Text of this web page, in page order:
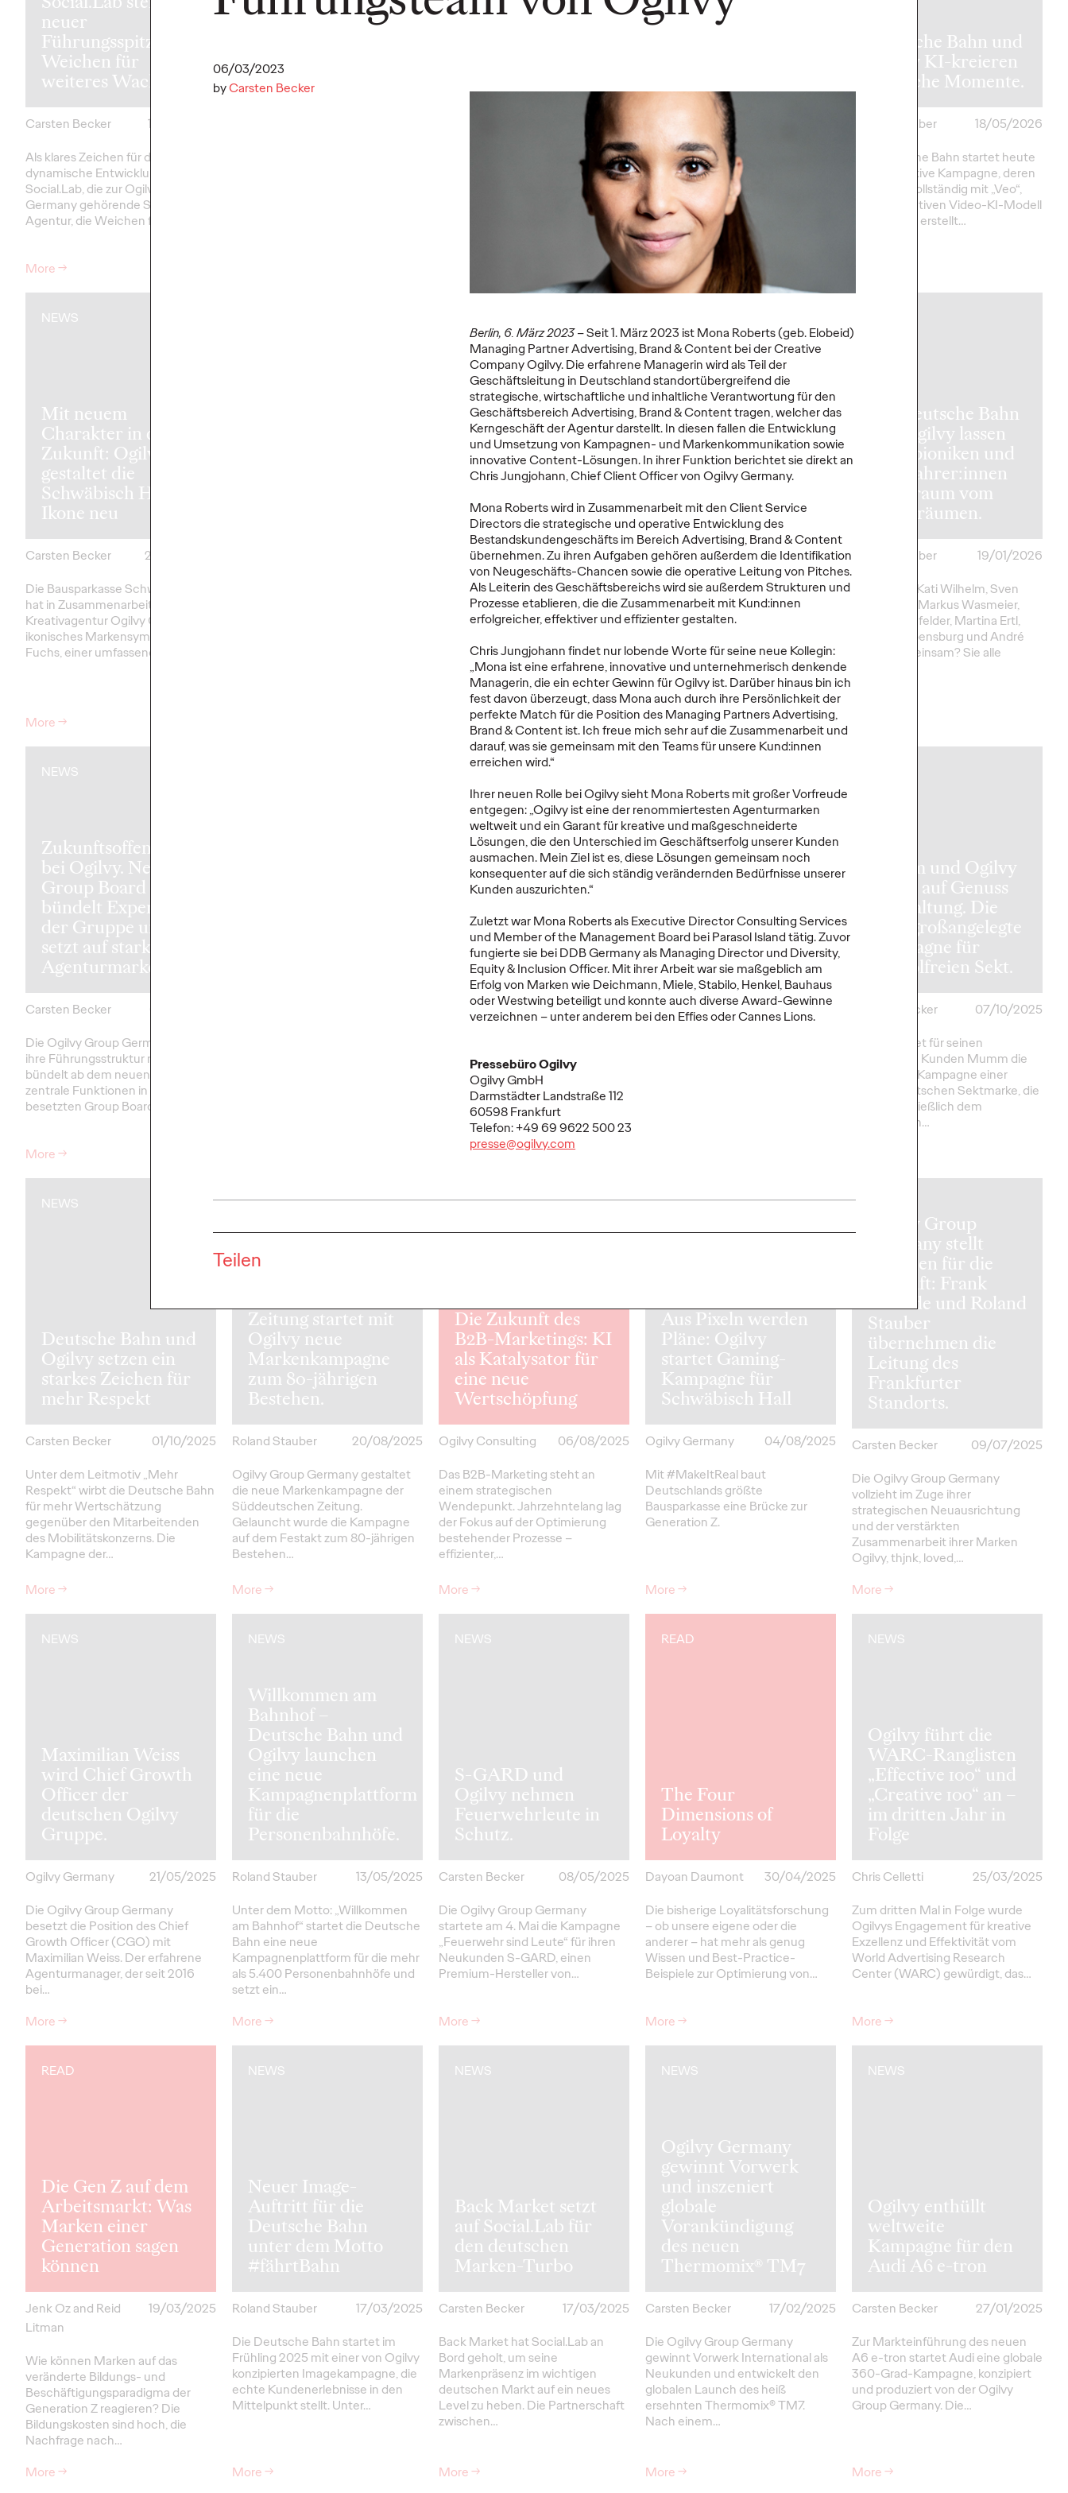
06/03/2023
byCarsten Becker
Berlin, 6. März 2023–Seit 1. März 2023 ist Mona Roberts (geb.Elobeid)
Managing Partner Advertising, Brand & Content bei der Creative
Company Ogilvy.Die erfahrene Managerin wird als Teil der
Geschäftsleitung in Deutschland standortübergreifend die
strategische, wirtschaftliche und inhaltliche Verantwortung für den
Geschäftsbereich Advertising, Brand & Content tragen, welcher das
Kerngeschäft der Agentur darstellt. In diesen fallen die Entwicklung
und Umsetzung von Kampagnen- und Markenkommunikation sowie
innovative Content-Lösungen. In ihrer Funktion berichtet sie direkt an
Chris Jungjohann, Chief Client Officer von Ogilvy Germany.
Mona Roberts wird in Zusammenarbeit mit den Client Service
Directors die strategische und operative Entwicklung des
Bestandskundengeschäfts im Bereich Advertising, Brand & Content
übernehmen. Zu ihren Aufgaben gehören außerdem die Identifikation
von Neugeschäfts-Chancen sowie die operative Leitung von Pitches.
Als Leiterin des Geschäftsbereichs wird sie außerdem Strukturen und
Prozesse etablieren, die die Zusammenarbeit mit Kund:innen
erfolgreicher, effektiver und effizienter gestalten.
Chris Jungjohann findet nur lobende Worte für seine neue Kollegin:
„Mona ist eine erfahrene, innovative und unternehmerisch denkende
Managerin, die ein echter Gewinn für Ogilvy ist. Darüber hinaus bin ich
fest davon überzeugt, dass Mona auch durch ihre Persönlichkeit der
perfekte Match für die Position des Managing Partners Advertising,
Brand & Content ist. Ich freue mich sehr auf die Zusammenarbeit und
darauf, was sie gemeinsam mit den Teams für unsere Kund:innen
erreichen wird.“
Ihrer neuen Rolle bei Ogilvy sieht Mona Roberts mit großer Vorfreude
entgegen: „Ogilvy ist eine der renommiertesten Agenturmarken
weltweit und ein Garant für kreative und maßgeschneiderte
Lösungen, die den Unterschied im Geschäftserfolg unserer Kunden
ausmachen. Mein Ziel ist es, diese Lösungen gemeinsam noch
konsequenter auf die sich ständig verändernden Bedürfnisse unserer
Kunden auszurichten.“
Zuletzt war Mona Roberts als Executive Director Consulting Services
und Member of the Management Board bei Parasol Island tätig.Zuvor
fungierte sie bei DDB Germany als Managing Director und Diversity,
Equity & Inclusion Officer. Mit ihrer Arbeit war sie maßgeblich am
Erfolg von Marken wie Deichmann, Miele, Stabilo, Henkel, Bauhaus
oder Westwing beteiligt und konnte auch diverse Award-Gewinne
verzeichnen – unter anderem bei den Effies oder Cannes Lions.
Pressebüro Ogilvy
Ogilvy GmbH
Darmstädter Landstraße 112
60598 Frankfurt
Telefon: +49 69 9622 500 23
presse@ogilvy.com
Teilen
neuer
Führungsspitze die
Weichen für
weiteres Wachstum
Carsten Becker
17/06/2026
Als klares Zeichen für die
dynamische Entwicklung stellt
Social.Lab, die zur Ogilvy Group
Germany gehörende Social-First-
Agentur, die Weichen für die…
More→
Ogilvy bewerben
Familienticket der
Bahn.
setzt #MakeItReal-
15/06/2026
Nach dem erfolgreichen Auftakt
im Vorjahr setzen Schwäbisch Hall
Agenturen Ogilvy und Social.Lab
die #MakeItReal-Kampagne fort.…
Germany launcht
Carsten Becker
Die Ogilvy Group Germany, die
einige Brands der Kenvue
Germany GmbH bereits seit
Längerem im Bereich Public
Relations betreut, präsentiert nach
dem…
More
→
Deutsche Bahn und
Ogilvy KI-kreieren
magische Momente.
Roland Stauber
18/05/2026
Die Deutsche Bahn startet heute
eine innovative Kampagne, deren
fünf Filme vollständig mit „Veo“,
dem generativen Video-KI-Modell
von Google, erstellt…
NEWS
Mit neuem
Charakter in die
Zukunft: Ogilvy
gestaltet die
Schwäbisch Hall-
Ikone neu
Carsten Becker
26/03/2026
Die Bausparkasse Schwäbisch Hall
hat in Zusammenarbeit mit der
Kreativagentur Ogilvy Germany ihr
ikonisches Markensymbol, den
Fuchs, einer umfassenden…
More→
2026
Influencer‑Trends,
solltest
James Baldwin and
Ansley Williams
18/02/2026
Wenn es um Consumer- und
Markenmarketing geht, ist die
Optionalprogramm oder
Experiment mehr – sie ist ein
Grundpfeiler…
More→
Social Trends 2026:
Social with
Substance und die
Echten
Catherine Sackville-
Scott and Awie
Erasmus
26/01/2026
Die Social-Media-Welt steht
gerade an einem echten
Wendepunkt. Für Marken war’s
noch nie so spannend – und
zugleich so herausfordernd.
More→
Die Deutsche Bahn
und Ogilvy lassen
Olympioniken und
Bahnfahrer:innen
den Traum vom
Gold träumen.
Roland Stauber
19/01/2026
Was haben Kati Wilhelm, Sven
Hannawald, Markus Wasmeier,
Gerd Schönfelder, Martina Ertl,
Viktoria Rebensburg und André
Lange gemeinsam? Sie alle
NEWS
Zukunftsoffensive
bei Ogilvy. Neues
Group Board
bündelt Expertise in
der Gruppe und
setzt auf starke
Agenturmarken.
Carsten Becker
Die Ogilvy Group Germany stellt
ihre Führungsstruktur neu auf und
bündelt ab dem neuen Jahr
zentrale Funktionen in einem neu
besetzten Group Board.…
More→
NEWS
Drama auf Berlins
Straßen: Disney+
für Aufsehen zum
Serienstart von
„All's Fair“.
Carsten Becker
06/11/2025
Disney+ eine
aufmerksamkeitsstarke Guerilla-
Aktion in Berlin für die neue Ryan
Murphy Serie „All’s Fair“ kreiert
More→
WPP stellt WPP
Open Pro vor:
Marken können
Marketingplattform
planen, erstellen
und veröffentlichen.
Ogilvy Germany
24/10/2025
Mumm und Ogilvy
setzen auf Genuss
mit Haltung. Die
erste großangelegte
Kampagne für
alkoholfreien Sekt.
Carsten Becker
07/10/2025
Ogilvy startet für seinen
langjährigen Kunden Mumm die
erste 360°-Kampagne einer
großen deutschen Sektmarke, die
sich ausschließlich dem
alkoholfreien…
NEWS
Deutsche Bahn und
Ogilvy setzen ein
starkes Zeichen für
mehr Respekt
Carsten Becker
01/10/2025
Unter dem Leitmotiv „Mehr
Respekt“ wirbt die Deutsche Bahn
für mehr Wertschätzung
gegenüber den Mitarbeitenden
des Mobilitätskonzerns. Die
Kampagne der…
More→
NEWS
Zeitung startet mit
Ogilvy neue
Markenkampagne
zum 80-jährigen
Bestehen.
Roland Stauber
20/08/2025
Ogilvy Group Germany gestaltet
die neue Markenkampagne der
Süddeutschen Zeitung.
Gelauncht wurde die Kampagne
auf dem Festakt zum 80-jährigen
Bestehen…
More→
READ
Die Zukunft des
B2B-Marketings: KI
als Katalysator für
eine neue
Wertschöpfung
Ogilvy Consulting
06/08/2025
Das B2B-Marketing steht an
einem strategischen
Wendepunkt. Jahrzehntelang lag
der Fokus auf der Optimierung
bestehender Prozesse –
effizienter,…
More→
NEWS
Aus Pixeln werden
Pläne: Ogilvy
startet Gaming-
Kampagne für
Schwäbisch Hall
Ogilvy Germany
04/08/2025
Mit #MakeItReal baut
Deutschlands größte
Bausparkasse eine Brücke zur
Generation Z.
More→
Ogilvy Group
Germany stellt
Weichen für die
Zukunft: Frank
Tavidde und Roland
Stauber
übernehmen die
Leitung des
Frankfurter
Standorts.
Carsten Becker
09/07/2025
Die Ogilvy Group Germany
vollzieht im Zuge ihrer
strategischen Neuausrichtung
und der verstärkten
Zusammenarbeit ihrer Marken
Ogilvy, thjnk, loved,…
More→
NEWS
Maximilian Weiss
wird Chief Growth
Officer der
deutschen Ogilvy
Gruppe.
Ogilvy Germany
21/05/2025
Die Ogilvy Group Germany
besetzt die Position des Chief
Growth Officer (CGO) mit
Maximilian Weiss. Der erfahrene
Agenturmanager, der seit 2016
bei…
More→
NEWS
Willkommen am
Bahnhof –
Deutsche Bahn und
Ogilvy launchen
eine neue
Kampagnenplattform
für die
Personenbahnhöfe.
Roland Stauber
13/05/2025
Unter dem Motto: „Willkommen
am Bahnhof“ startet die Deutsche
Bahn eine neue
Kampagnenplattform für die mehr
als 5.400 Personenbahnhöfe und
setzt ein…
More→
NEWS
S-GARD und
Ogilvy nehmen
Feuerwehrleute in
Schutz.
Carsten Becker
08/05/2025
Die Ogilvy Group Germany
startete am 4. Mai die Kampagne
„Feuerwehr sind Leute“ für ihren
Neukunden S-GARD, einen
Premium-Hersteller von…
More→
READ
The Four
Dimensions of
Loyalty
Dayoan Daumont
30/04/2025
Die bisherige Loyalitätsforschung
– ob unsere eigene oder die
anderer – hat mehr als genug
Wissen und Best-Practice-
Beispiele zur Optimierung von…
More→
NEWS
Ogilvy führt die
WARC-Ranglisten
„Effective 100“ und
„Creative 100“ an –
im dritten Jahr in
Folge
Chris Celletti
25/03/2025
Zum dritten Mal in Folge wurde
Ogilvys Engagement für kreative
Exzellenz und Effektivität vom
World Advertising Research
Center (WARC) gewürdigt, das…
More→
READ
Die Gen Z auf dem
Arbeitsmarkt: Was
Marken einer
Generation sagen
können
Jenk Oz and Reid
Litman
19/03/2025
Wie können Marken auf das
veränderte Bildungs- und
Beschäftigungsparadigma der
Generation Z reagieren? Die
Bildungskosten sind hoch, die
Nachfrage nach…
More→
NEWS
Neuer Image-
Auftritt für die
Deutsche Bahn
unter dem Motto
#fährtBahn
Roland Stauber
17/03/2025
Die Deutsche Bahn startet im
Frühling 2025 mit einer von Ogilvy
konzipierten Imagekampagne, die
echte Kundenerlebnisse in den
Mittelpunkt stellt. Unter…
More→
NEWS
Back Market setzt
auf Social.Lab für
den deutschen
Marken-Turbo
Carsten Becker
17/03/2025
Back Market hat Social.Lab an
Bord geholt, um seine
Markenpräsenz im wichtigen
deutschen Markt auf ein neues
Level zu heben. Die Partnerschaft
zwischen…
More→
NEWS
Ogilvy Germany
gewinnt Vorwerk
und inszeniert
globale
Vorankündigung
des neuen
Thermomix® TM7
Carsten Becker
17/02/2025
Die Ogilvy Group Germany
gewinnt Vorwerk International als
Neukunden und entwickelt den
globalen Launch des heiß
ersehnten Thermomix® TM7.
Nach einem…
More→
NEWS
Ogilvy enthüllt
weltweite
Kampagne für den
Audi A6 e-tron
Carsten Becker
27/01/2025
Zur Markteinführung des neuen
A6 e-tron startet Audi eine globale
360-Grad-Kampagne, konzipiert
und produziert von der Ogilvy
Group Germany. Die…
More→